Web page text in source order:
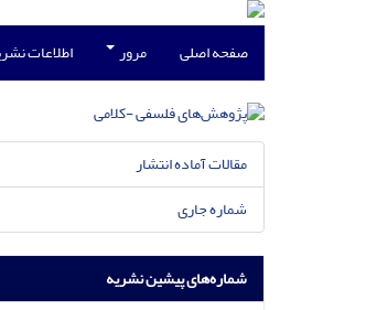
صفحه اصلی مرور اطلاعات
مقالات آماده انتشار
شماره جاری
شماره‌های پیشین نشریه